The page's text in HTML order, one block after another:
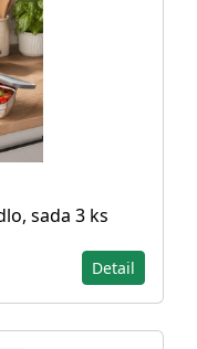
sada 3 ks
Detail